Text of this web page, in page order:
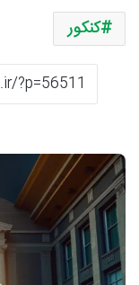
کنکور